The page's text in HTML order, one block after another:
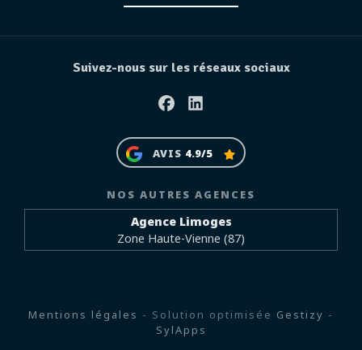
Suivez-nous sur les réseaux sociaux
FacebookLinkedin
AVIS 4.9/5
NOS AUTRES AGENCES
Agence Limoges
Zone Haute-Vienne (87)
Mentions légales - Solution optimisée Gestizy -
SylApps